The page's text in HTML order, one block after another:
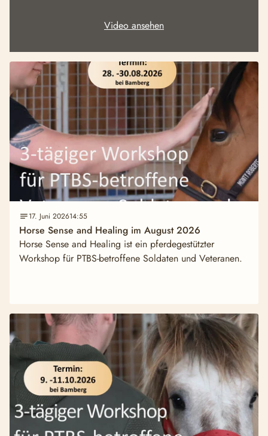
Video ansehen
17. Juni 202614:55
Horse Sense and Healing im August 2026
Horse Sense and Healing ist ein pferdegestützter
Workshop für PTBS-betroffene Soldaten und Veteranen.